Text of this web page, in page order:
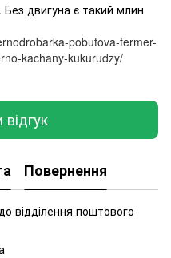
двигуна є такий млин
pobutova-fermer-
kachany-kukurudzy/
Повернення
відділення поштового